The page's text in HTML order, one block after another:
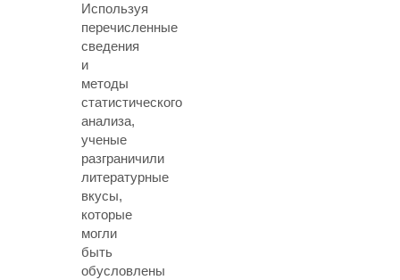
Используя
перечисленные
сведения
и
методы
статистического
анализа,
ученые
разграничили
литературные
вкусы,
которые
могли
быть
обусловлены